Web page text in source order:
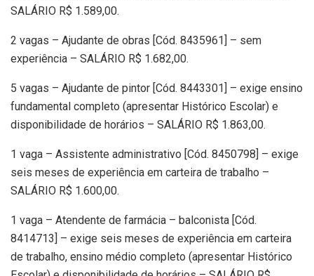
SALÁRIO R$ 1.589,00.
2 vagas – Ajudante de obras [Cód. 8435961] – sem
experiência – SALÁRIO R$ 1.682,00.
5 vagas – Ajudante de pintor [Cód. 8443301] – exige ensino
fundamental completo (apresentar Histórico Escolar) e
disponibilidade de horários – SALÁRIO R$ 1.863,00.
1 vaga – Assistente administrativo [Cód. 8450798] – exige
seis meses de experiência em carteira de trabalho –
SALÁRIO R$ 1.600,00.
1 vaga – Atendente de farmácia – balconista [Cód.
8414713] – exige seis meses de experiência em carteira
de trabalho, ensino médio completo (apresentar Histórico